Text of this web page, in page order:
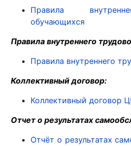
Правила
обучающихся
Правила внутреннего
Правила внутреннего
Коллективный договор:
Коллективный договор
Отчет о результатах
Отчёт о результатах